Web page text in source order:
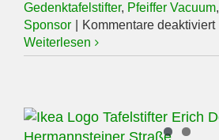
Gedenktafelstifter, Pfeiffer Vacuum,
Sponsor
Kommentare deaktiviert
Weiterlesen